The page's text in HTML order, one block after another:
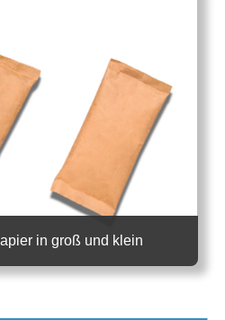
in groß und klein